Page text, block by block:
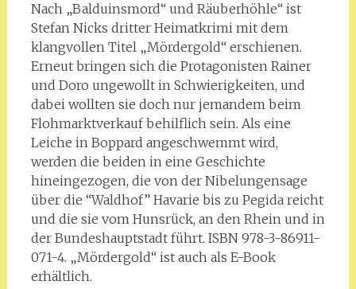
Nach „Balduinsmord“ und Räuberhöhle“ ist
Stefan Nicks dritter Heimatkrimi mit dem
klangvollen Titel „Mördergold“ erschienen.
Erneut bringen sich die Protagonisten Rainer
und Doro ungewollt in Schwierigkeiten, und
dabei wollten sie doch nur jemandem beim
Flohmarktverkauf behilflich sein. Als eine
Leiche in Boppard angeschwemmt wird,
werden die beiden in eine Geschichte
hineingezogen, die von der Nibelungensage
über die “Waldhof” Havarie bis zu Pegida reicht
und die sie vom Hunsrück, an den Rhein und in
der Bundeshauptstadt führt. ISBN 978-3-86911-
071-4. „Mördergold“ ist auch als E-Book
erhältlich.